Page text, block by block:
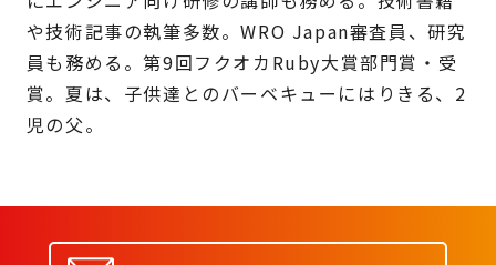
や技術記事の執筆多数。WRO Japan審査員、研究
員も務める。第9回フクオカRuby大賞部門賞・受
賞。夏は、子供達とのバーベキューにはりきる、2
児の父。